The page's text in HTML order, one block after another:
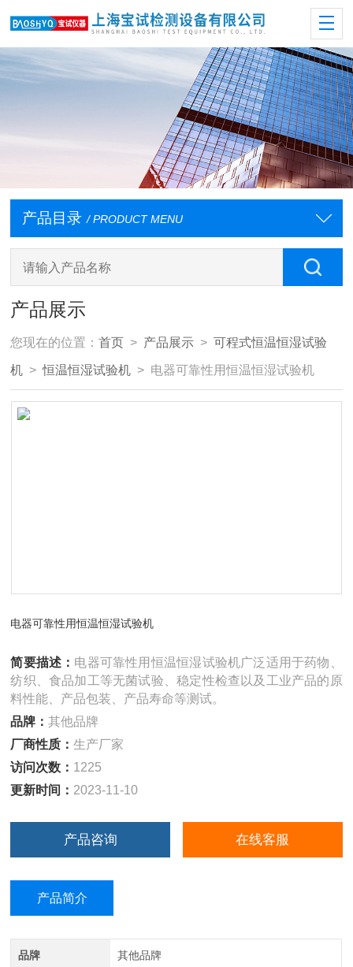
产品目录 / PRODUCT MENU
产品展示
您现在的位置：首页 > 产品展示 >可程式恒温恒湿试验
机 >恒温恒湿试验机 > 电器可靠性用恒温恒湿试验机
电器可靠性用恒温恒湿试验机
简要描述： 电器可靠性用恒温恒湿试验机广泛适用于药物、
纺织、食品加工等无菌试验、稳定性检查以及工业产品的原
料性能、产品包装、产品寿命等测试。
品牌：其他品牌
厂商性质：生产厂家
访问次数： 1225
更新时间： 2023-11-10
产品咨询 在线客服
产品简介
品牌 其他品牌